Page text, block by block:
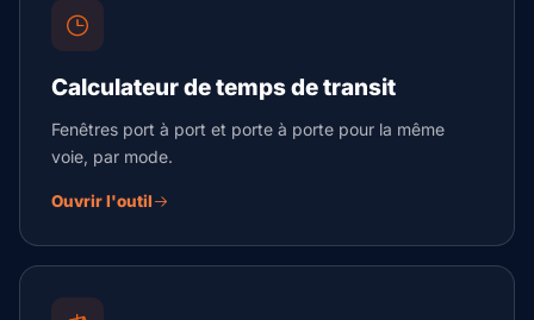
Calculateur de temps de transit
Fenêtres port à port et porte à porte pour la même
voie, par mode.
Ouvrir l'outil